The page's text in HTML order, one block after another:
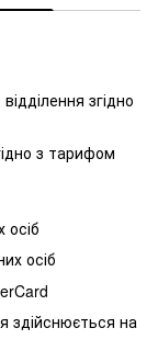
згідно
з тарифом
осіб
осіб
здійснюється на